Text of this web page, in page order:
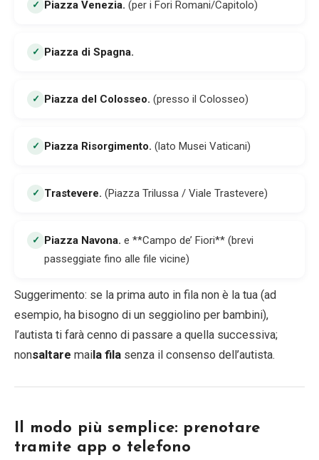
✓ Piazza Venezia. (per i Fori Romani/Capitolo)
✓ Piazza di Spagna.
✓ Piazza del Colosseo. (presso il Colosseo)
✓ Piazza Risorgimento. (lato Musei Vaticani)
✓ Trastevere. (Piazza Trilussa / Viale Trastevere)
✓ Piazza Navona. e **Campo de’ Fiori** (brevi
passeggiate fino alle file vicine)
Suggerimento: se la prima auto in fila non è la tua (ad
esempio, ha bisogno di un seggiolino per bambini),
l’autista ti farà cenno di passare a quella successiva;
nonsaltare mai la fila senza il consenso dell’autista.
Il modo più semplice: prenotare
tramite app o telefono